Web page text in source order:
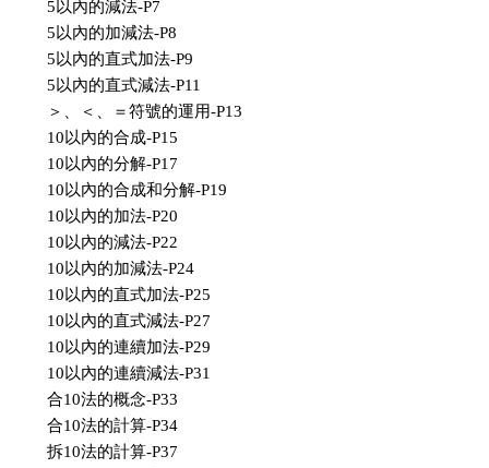
5以內的減法-P7
5以內的加減法-P8
5以內的直式加法-P9
5以內的直式減法-P11
＞、＜、＝符號的運用-P13
10以內的合成-P15
10以內的分解-P17
10以內的合成和分解-P19
10以內的加法-P20
10以內的減法-P22
10以內的加減法-P24
10以內的直式加法-P25
10以內的直式減法-P27
10以內的連續加法-P29
10以內的連續減法-P31
合10法的概念-P33
合10法的計算-P34
拆10法的計算-P37